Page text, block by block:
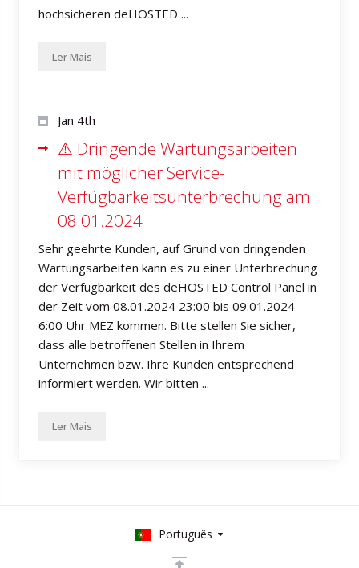
hochsicheren deHOSTED ...
Ler Mais
Jan 4th
⚠ Dringende Wartungsarbeiten
mit möglicher Service-
Verfügbarkeitsunterbrechung am
08.01.2024
Sehr geehrte Kunden, auf Grund von dringenden
Wartungsarbeiten kann es zu einer Unterbrechung
der Verfügbarkeit des deHOSTED Control Panel in
der Zeit vom 08.01.2024 23:00 bis 09.01.2024
6:00 Uhr MEZ kommen. Bitte stellen Sie sicher,
dass alle betroffenen Stellen in Ihrem
Unternehmen bzw. Ihre Kunden entsprechend
informiert werden. Wir bitten ...
Ler Mais
Português